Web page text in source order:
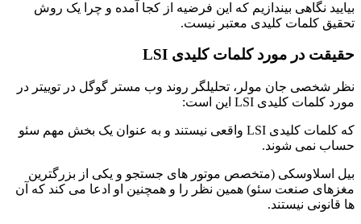
بیایید نگاهی بیندازیم که این فرضیه از کجا آمده و چرا یک روش
تحقیق کلمات کلیدی معتبر نیست.
حقیقت در مورد کلمات کلیدی LSI
نظر شخصی جان مولر، تحلیلگر روند وب مستر گوگل در توییتر در
مورد کلمات کلیدی LSI این است:
که کلمات کلیدی LSI واقعی نیستند و به عنوان یک بخش مهم سئو
حساب نمی شوند.
بیل اسلاوسکی (متخصص موتور های جستجو و یکی از بزرگترین
مغزهای صنعت سئو) همین نظر را و همچنین او ادعا می کند که آن
ها قانونی نیستند.